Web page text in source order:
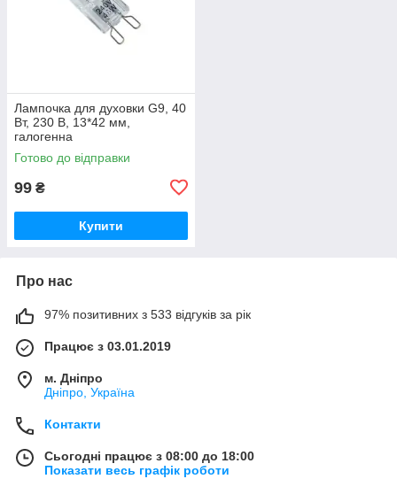
Лампочка для духовки G9, 40
Вт, 230 В, 13*42 мм,
галогенна
Готово до відправки
99 ₴
Купити
Про нас
97% позитивних з 533 відгуків за рік
Працює з 03.01.2019
м. Дніпро
Дніпро, Україна
Контакти
Сьогодні працює з 08:00 до 18:00
Показати весь графік роботи